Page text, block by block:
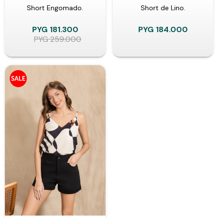
Short Engomado.
PYG 181.300
PYG259.000
Short de Lino.
PYG 184.000